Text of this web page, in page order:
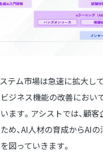
テム市場は急速に拡大し
ジネス機能の改善におい
ます。アシストでは、顧
め、AI人材の育成からAIの
図っていきます。